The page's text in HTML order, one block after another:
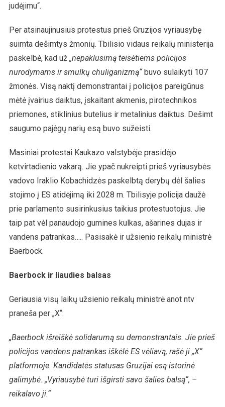
judėjimu“.
Per atsinaujinusius protestus prieš Gruzijos vyriausybę
suimta dešimtys žmonių. Tbilisio vidaus reikalų ministerija
paskelbė, kad už „nepaklusimą teisėtiems policijos
nurodymams ir smulkų chuliganizmą“buvo sulaikyti 107
žmonės. Visą naktį demonstrantai į policijos pareigūnus
mėtė įvairius daiktus, įskaitant akmenis, pirotechnikos
priemones, stiklinius butelius ir metalinius daiktus. Dešimt
saugumo pajėgų narių esą buvo sužeisti.
Masiniai protestai Kaukazo valstybėje prasidėjo
ketvirtadienio vakarą. Jie ypač nukreipti prieš vyriausybės
vadovo Iraklio Kobachidzės paskelbtą derybų dėl šalies
stojimo į ES atidėjimą iki 2028 m. Tbilisyje policija daužė
prie parlamento susirinkusius taikius protestuotojus. Jie
taip pat vėl panaudojo gumines kulkas, ašarines dujas ir
vandens patrankas….. Pasisakė ir užsienio reikalų ministrė
Baerbock.
Baerbock ir liaudies balsas
Geriausia visų laikų užsienio reikalų ministrė anot ntv
praneša per „X“:
„Baerbock išreiškė solidarumą su demonstrantais. Jie prieš
policijos vandens patrankas iškėlė ES vėliavą, rašė ji „X“
platformoje. Kandidatės statusas Gruzijai esą istorinė
galimybė. „Vyriausybė turi išgirsti savo šalies balsą“, –
reikalavo ji.“